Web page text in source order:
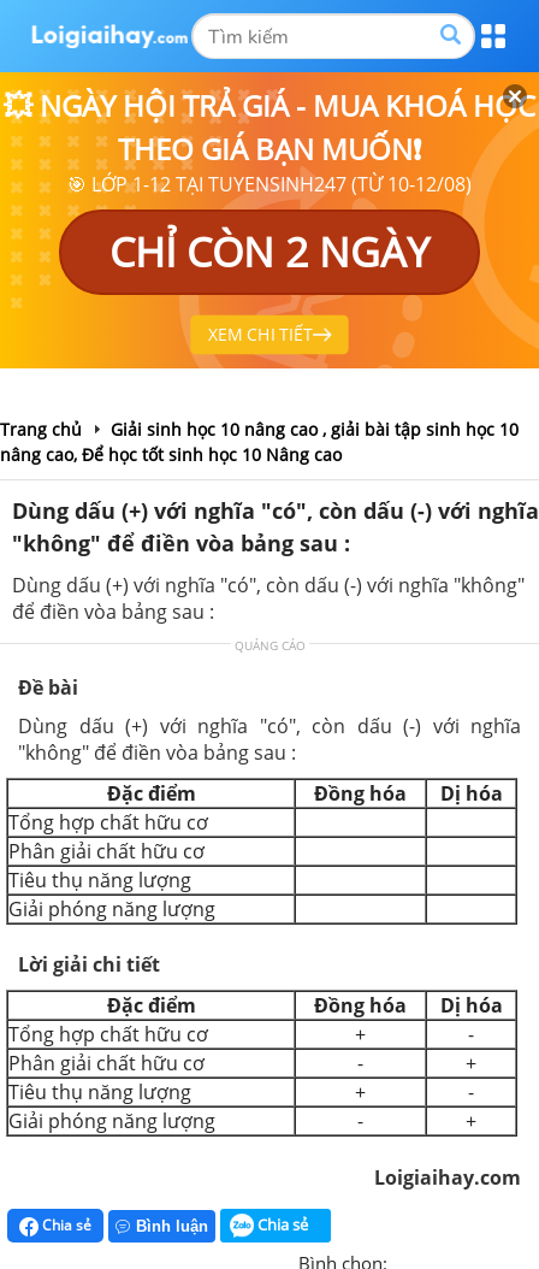
💥 NGÀY HỘI TRẢ GIÁ - MUA KHOÁ HỌC
THEO GIÁ BẠN MUỐN❗
🎯 LỚP 1-12 TẠI TUYENSINH247 (TỪ 10-12/08)
CHỈ CÒN 2 NGÀY
XEM CHI TIẾT
Trang chủ
Giải sinh học 10 nâng cao , giải bài tập sinh học 10
nâng cao, Để học tốt sinh học 10 Nâng cao
Dùng dấu (+) với nghĩa "có", còn dấu (-) với nghĩa
"không" để điền vòa bảng sau :
Dùng dấu (+) với nghĩa "có", còn dấu (-) với nghĩa "không"
để điền vòa bảng sau :
QUẢNG CÁO
Đề bài
Dùng dấu (+) với nghĩa "có", còn dấu (-) với nghĩa
"không" để điền vòa bảng sau :
Đặc điểm
Đồng hóa
Dị hóa
Tổng hợp chất hữu cơ
Phân giải chất hữu cơ
Tiêu thụ năng lượng
Giải phóng năng lượng
Lời giải chi tiết
Đặc điểm
Đồng hóa
Dị hóa
Tổng hợp chất hữu cơ
+
-
Phân giải chất hữu cơ
-
+
Tiêu thụ năng lượng
+
-
Giải phóng năng lượng
- +
Loigiaihay.com
Chia sẻ Bình luận Chia sẻ
Bình chọn: